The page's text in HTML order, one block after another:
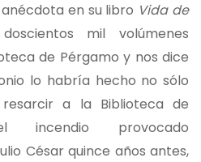
en su libro Vida de
mil volúmenes
de Pérgamo y nos dice
lo habría hecho no sólo
a la Biblioteca de
incendio provocado
César quince años antes,